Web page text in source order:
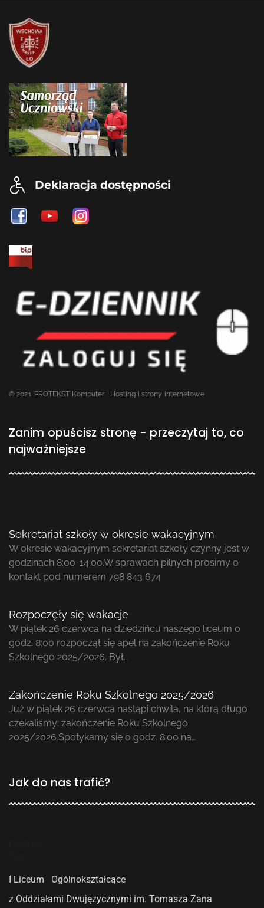
Deklaracja dostępności
© 2021. PROTEKST Komputer Hosting i strony internetowe
Zanim opuścisz stronę - przeczytaj to, co
najważniejsze
Sekretariat szkoły w okresie wakacyjnym
W okresie wakacyjnym sekretariat szkoły czynny jest w
godzinach 8:00-14:00.W sprawach pilnych prosimy o
kontakt pod numerem 798 843 674
Rozpoczęły się wakacje
W piątek 26 czerwca na dziedzińcu naszego liceum o
godz. 8:00 rozpoczął się apel na zakończenie Roku
Szkolnego 2025/2026. Był…
Zakończenie Roku Szkolnego 2025/2026
Już w piątek 26 czerwca nastąpi chwila, na którą długo
czekaliśmy: zakończenie Roku Szkolnego
2025/2026.Spotykamy się o godz. 8:00 na…
Jak do nas trafić?
I Liceum Ogólnokształcące
z Oddziałami Dwujęzycznymi im. Tomasza Zana